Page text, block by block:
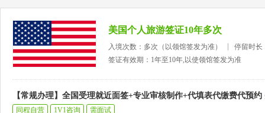
美国个人旅游签证10年多次
入境次数：多次（以领馆签发为准）
停留时长
签证有效期：1年至10年,以使领馆签发为准
【常规办理】全国受理就近面签+专业审核制作+代填表代缴费代预约
同程自营
1V1咨询
需面试